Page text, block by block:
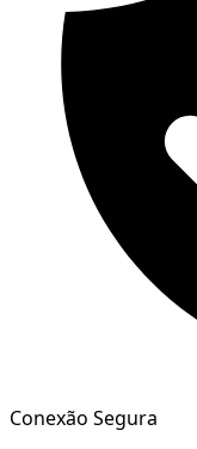
Conexão Segura